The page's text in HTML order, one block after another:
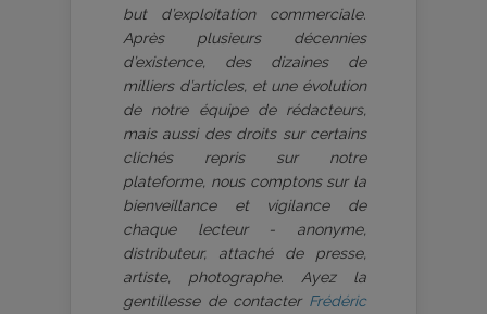
but d’exploitation commerciale.
Après plusieurs décennies
d’existence, des dizaines de
milliers d’articles, et une évolution
de notre équipe de rédacteurs,
mais aussi des droits sur certains
clichés repris sur notre
plateforme, nous comptons sur la
bienveillance et vigilance de
chaque lecteur - anonyme,
distributeur, attaché de presse,
artiste, photographe. Ayez la
gentillesse de contacter Frédéric